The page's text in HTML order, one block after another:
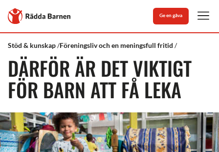
Till
Rädda
Barnens
Ge en gåva
Rädda
Stöd & kunskap Föreningsliv och en meningsfull fritid
Barn
lek
DÄRFÖR ÄR DET VIKTIGT
FÖR BARN ATT FÅ LEKA